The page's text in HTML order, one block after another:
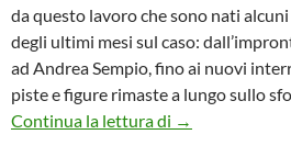
da questo lavoro che sono nati
degli ultimi mesi sul caso:
ad Andrea Sempio, fino ai nuovi
piste e figure rimaste a lungo sullo
Continua la lettura di L’impronta di
→